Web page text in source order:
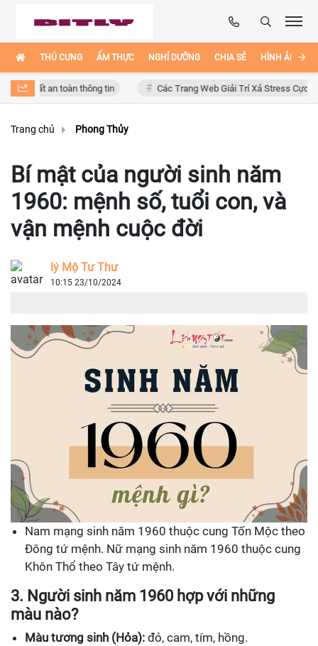
THÚ CƯNG ẨM THỰC NGHỈ DƯỠNG CHIA SẺ HÌNH ẢNH
an toàn thông tin Các Trang Web Giải Trí Xả Stress Cực Hay Ho
Trang chủ Phong Thủy
Bí mật của người sinh năm
1960: mệnh số, tuổi con, và
vận mệnh cuộc đời
lý Mộ Tư Thư
10:15 23/10/2024
Nam mạng sinh năm 1960 thuộc cung Tốn Mộc theo
Đông tứ mệnh. Nữ mạng sinh năm 1960 thuộc cung
Khôn Thổ theo Tây tứ mệnh.
3. Người sinh năm 1960 hợp với những
màu nào?
Màu tương sinh (Hỏa): đỏ, cam, tím, hồng.